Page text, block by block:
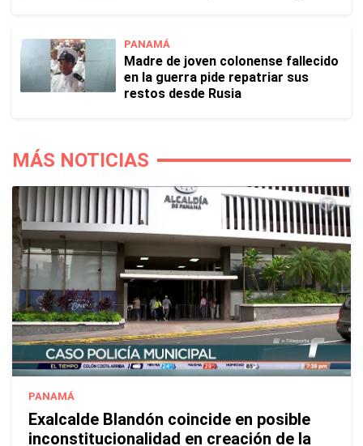
PANAMÁ
Madre de joven colonense fallecido
en la guerra pide repatriar sus
restos desde Rusia
MÁS NOTICIAS
PANAMÁ
Exalcalde Blandón coincide en posible
inconstitucionalidad en creación de la